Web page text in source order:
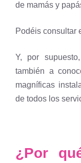
de mamás y
Podéis consultar
Y, por supuesto,
también a
magníficas
de todos los
¿Por